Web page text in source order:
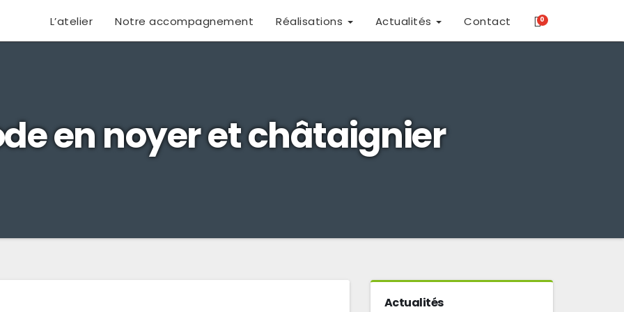
L’atelier Notre accompagnement Réalisations Actualités Contact 0
en noyer et châtaignier
Actualités